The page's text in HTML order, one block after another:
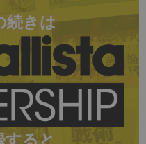
続きは
すると